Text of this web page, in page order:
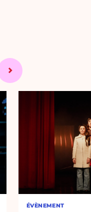
ÉVÈNEMENT